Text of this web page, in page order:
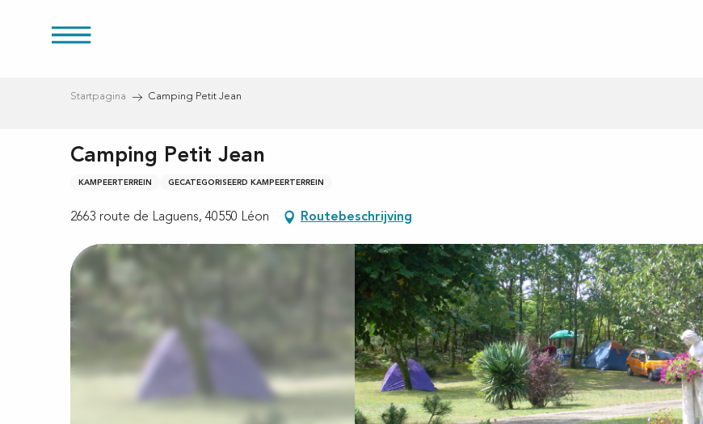
Startpagina Camping Petit Jean
Camping Petit Jean
KAMPEERTERREIN GECATEGORISEERD KAMPEERTERREIN
2663 route de Laguens, 40550 Léon Routebeschrijving